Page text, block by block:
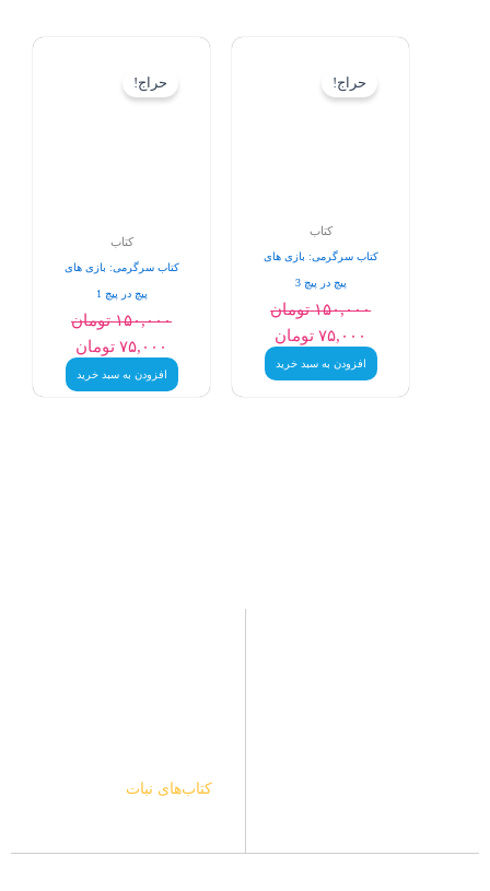
حراج!
کتاب
کتاب سرگرمی: بازی های
پیچ در پیچ 3
۱۵۰,۰۰۰ تومان
اصلی:
۷۵,۰۰۰ تومان
افزودن به سبد خرید
حراج!
کتاب
کتاب سرگرمی: بازی های
پیچ در پیچ 1
۱۵۰,۰۰۰ تومان
اصلی:
۷۵,۰۰۰ تومان
افزودن به سبد خرید
کتاب‌های نبات